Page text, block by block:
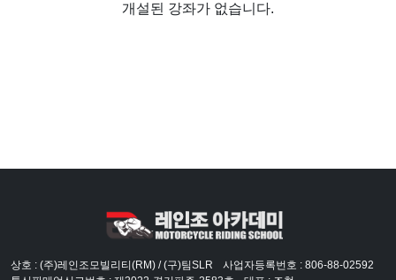
개설된 강좌가 없습니다.
상호 : (주)레인조모빌리티(RM) / (구)팀SLR
사업자등록번호 : 806-88-02592